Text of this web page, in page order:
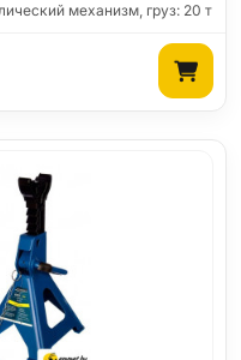
механизм, груз: 20 т